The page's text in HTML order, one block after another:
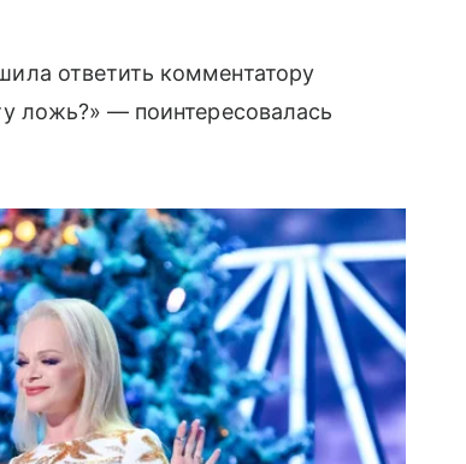
ответить комментатору
ложь?» — поинтересовалась